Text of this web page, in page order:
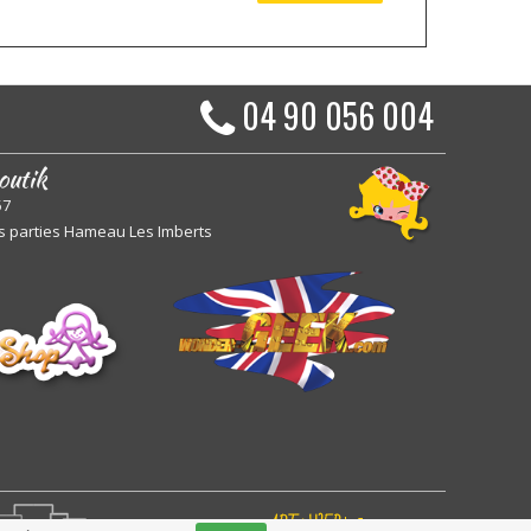
04 90 056 004
parties Hameau Les Imberts
ARToisWEB